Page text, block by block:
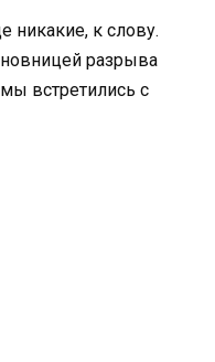
никакие, к слову.
разрыва
встретились с